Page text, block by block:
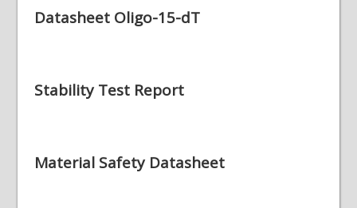
Datasheet Oligo-15-dT
Stability Test Report
Material Safety Datasheet